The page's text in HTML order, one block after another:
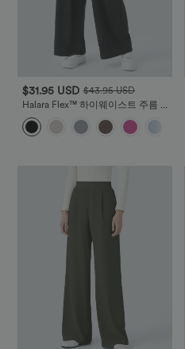
$31.95 USD $43.95 USD
Halara Flex™ 하이웨이스트 주름 옆
주머니 와이드 와플 워크룩 팬츠